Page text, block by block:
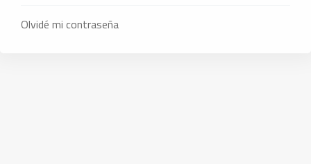
Olvidé mi contraseña